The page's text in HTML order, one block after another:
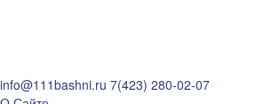
info@111bashni.ru 7(423) 280-02-07